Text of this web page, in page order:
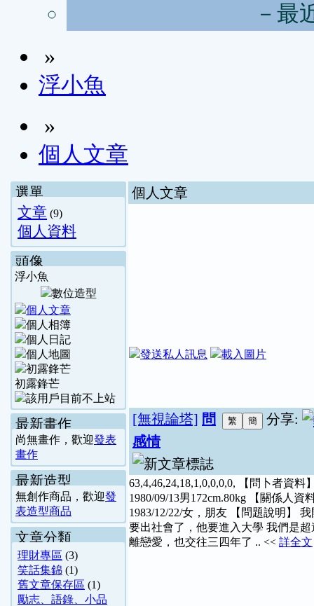
－最
»
浮小魚
»
個人文章
選單
文章 (9)
個人資料
頭像
浮小魚
初露鋒芒
最新畫作
尚無畫作，歡迎發表
畫作
最新造型
無創作商品，歡迎發
表造型商品
文章分類
理財專區 (3)
笑話集錦 (1)
舊文章保存區 (1)
勵志、語錄、小品
個人文章
分享:
[無視論塔] 問
感情
63,4,46,24,18,1,0,0,0,0, 【問卜者資料
1980/09/13男172cm.80kg 【關係人資
1983/12/22/女，朋友 【問題說明】
要出社會了，他要進入大學 我們是超
離戀愛，也交往三四年了 .. << 詳全文